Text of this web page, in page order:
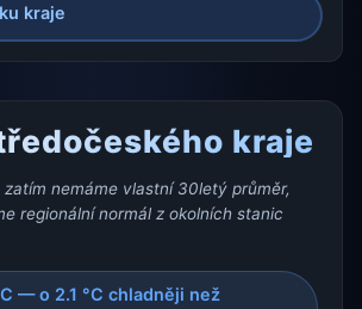
kraje
kraje
zatím nemáme vlastní 30letý průměr,
regionální normál z okolních stanic
— o 2.1 °C chladněji než